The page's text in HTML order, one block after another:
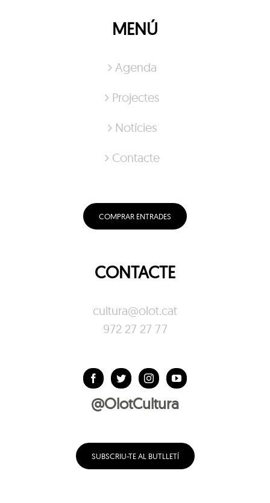
MENÚ
Agenda
Projectes
Notícies
Contacte
COMPRAR ENTRADES
CONTACTE
cultura@olot.cat
972 27 27 77
@OlotCultura
SUBSCRIU-TE AL BUTLLETÍ